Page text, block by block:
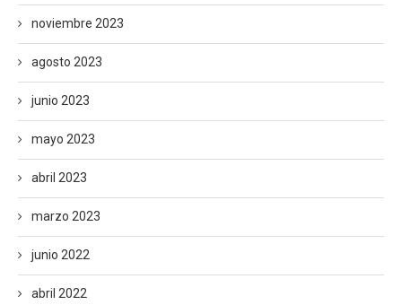
noviembre 2023
agosto 2023
junio 2023
mayo 2023
abril 2023
marzo 2023
junio 2022
abril 2022